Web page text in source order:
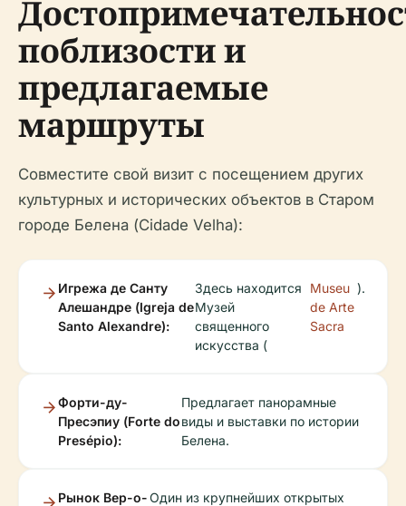
поблизости и
предлагаемые
маршруты
Совместите свой визит с посещением других
культурных и исторических объектов в Старом
городе Белена (Cidade Velha):
Игрежа де Санту
Алешандре (Igreja de
Santo Alexandre):
Здесь находится
Музей
священного
искусства (
Museu
de Arte
Sacra
).
Форти-ду-
Пресэпиу (Forte do
Presépio):
Предлагает панорамные
виды и выставки по истории
Белена.
Рынок Вер-о-Один из крупнейших открытых